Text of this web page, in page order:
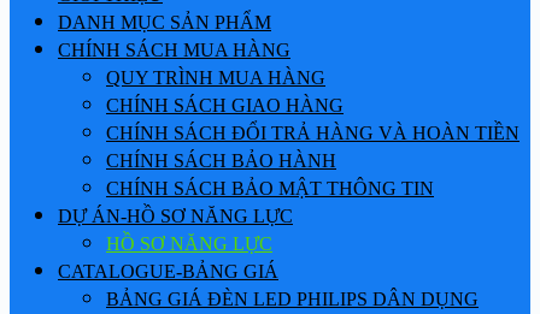
DANH MỤC SẢN PHẨM
CHÍNH SÁCH MUA HÀNG
QUY TRÌNH MUA HÀNG
CHÍNH SÁCH GIAO HÀNG
CHÍNH SÁCH ĐỔI TRẢ HÀNG VÀ HOÀN TIỀN
CHÍNH SÁCH BẢO HÀNH
CHÍNH SÁCH BẢO MẬT THÔNG TIN
DỰ ÁN-HỒ SƠ NĂNG LỰC
HỒ SƠ NĂNG LỰC
CATALOGUE-BẢNG GIÁ
BẢNG GIÁ ĐÈN LED PHILIPS DÂN DỤNG